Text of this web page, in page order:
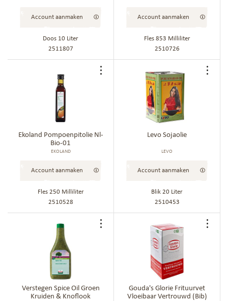
Account aanmaken
Doos 10 Liter
2511807
Account aanmaken
Fles 853 Milliliter
2510726
Ekoland Pompoenpitolie Nl-
Bio-01
EKOLAND
Account aanmaken
bestellijst
Fles 250 Milliliter
2510528
Levo Sojaolie
LEVO
Account aanmaken
Blik 20 Liter
2510453
Verstegen Spice Oil Groen
Kruiden & Knoflook
bestellijst
Gouda's Glorie Frituurvet
Vloeibaar Vertrouwd (Bib)